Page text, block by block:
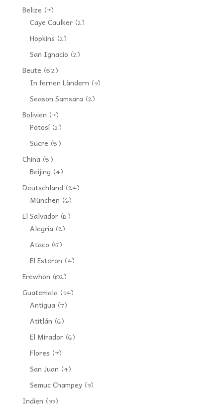
Belize (7)
Caye Caulker(2)
Hopkins (2)
San Ignacio (2)
Beute (52)
In fernen Ländern (3)
Season Samsara(2)
Bolivien (7)
Potosí(2)
Sucre (5)
China(5)
Beijing (4)
Deutschland(24)
München (6)
El Salvador(12)
Alegría(2)
Ataco (5)
El Esteron (4)
Erewhon (102)
Guatemala(34)
Antigua(7)
Atitlán (6)
El Mirador(6)
Flores (7)
San Juan (4)
Semuc Champey(3)
Indien (33)